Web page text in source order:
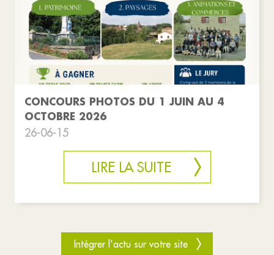
CONCOURS PHOTOS DU 1 JUIN AU 4
OCTOBRE 2026
26-06-15
LIRE LA SUITE
Intégrer l'actu sur votre site